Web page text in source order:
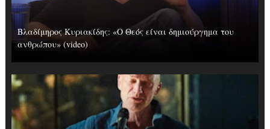
Βλαδίμηρος Κυριακίδης: «Ο Θεός είναι δημιούργημα του
ανθρώπου» (video)